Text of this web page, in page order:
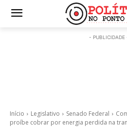
- PUBLICIDADE
Início Legislativo Senado Federal
proíbe cobrar por energia perdida na